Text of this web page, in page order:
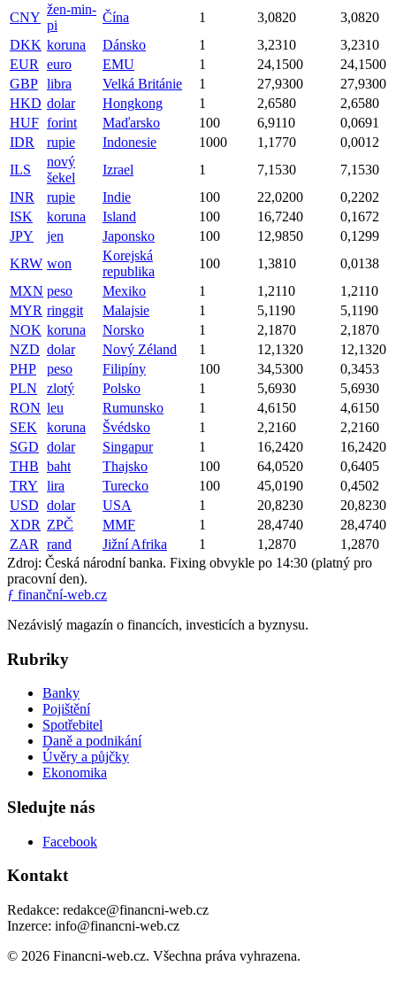
CNY
žen-min-
pi
Čína 1 3,0820
3,0820
DKK koruna Dánsko 1 3,2310
3,2310
EUR
euro EMU 1 24,1500
24,1500
GBP libra Velká Británie 1 27,9300
27,9300
HKD dolar Hongkong 1 2,6580
2,6580
HUF forint Maďarsko 100 6,9110
0,0691
IDR
rupie Indonesie 1000 1,1770
0,0012
ILS
nový
šekel
Izrael 1 7,1530
7,1530
INR
rupie Indie 100 22,0200
0,2202
ISK
koruna Island 100 16,7240
0,1672
JPY
jen Japonsko 100 12,9850
0,1299
KRW won
Korejská
republika
100 1,3810
0,0138
MXN peso Mexiko 1 1,2110
1,2110
MYR ringgit Malajsie 1 5,1190
5,1190
NOK koruna Norsko 1 2,1870
2,1870
NZD dolar Nový Zéland 1 12,1320
12,1320
PHP
peso Filipíny 100 34,5300
0,3453
PLN
zlotý Polsko 1 5,6930
5,6930
RON leu Rumunsko 1 4,6150
4,6150
SEK
koruna Švédsko 1 2,2160
2,2160
SGD dolar Singapur 1 16,2420
16,2420
THB baht Thajsko 100 64,0520
0,6405
TRY
lira Turecko 100 45,0190
0,4502
USD dolar USA 1 20,8230
20,8230
XDR ZPČ MMF 1 28,4740
28,4740
ZAR
rand Jižní Afrika 1 1,2870
1,2870
Zdroj: Česká národní banka. Fixing obvykle po 14:30 (platný pro
pracovní den).
ƒ finanční-web.cz
Nezávislý magazín o financích, investicích a byznysu.
Rubriky
Banky
Pojištění
Spotřebitel
Daně a podnikání
Úvěry a půjčky
Ekonomika
Sledujte nás
Facebook
Kontakt
Redakce: redakce@financni-web.cz
Inzerce: info@financni-web.cz
© 2026 Financni-web.cz. Všechna práva vyhrazena.